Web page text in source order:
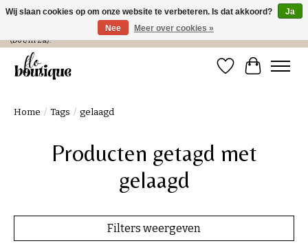
Verzending in NL € 4,99 en gratis bij een bestelling > € 100 of afhalen in de winkel
(Do t/m Za).
Verlanglijst
Home / Tags / gelaagd
Producten getagd met
gelaagd
Filters weergeven
Wij slaan cookies op om onze website te verbeteren. Is dat akkoord?
Ja
Nee
Meer over cookies »